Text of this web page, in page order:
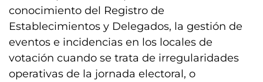
conocimiento del Registro de
Establecimientos y Delegados, la gestión de
eventos e incidencias en los locales de
votación cuando se trata de irregularidades
operativas de la jornada electoral, o